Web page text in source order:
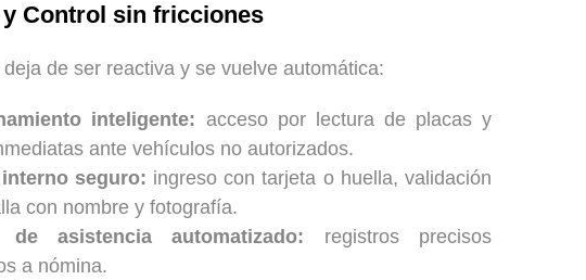
Control sin fricciones
de ser reactiva y se vuelve automática:
inteligente: acceso por lectura de placas y
ante vehículos no autorizados.
seguro: ingreso con tarjeta o huella, validación
con nombre y fotografía.
de asistencia automatizado: registros precisos
a nómina.